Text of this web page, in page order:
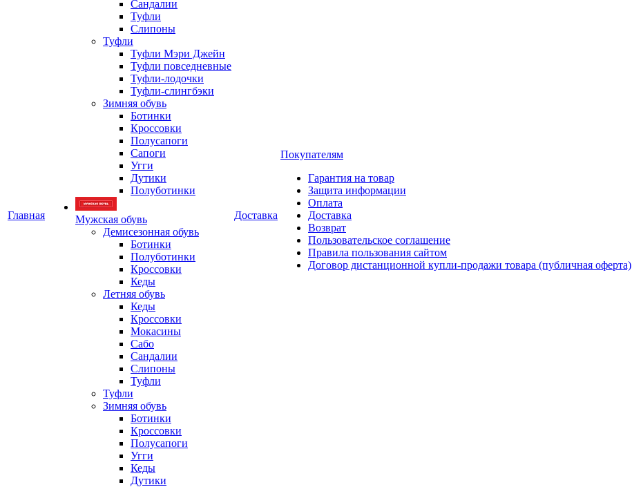
Главная
Сандалии
Туфли
Слипоны
Туфли
Туфли Мэри Джейн
Туфли повседневные
Туфли-лодочки
Туфли-слингбэки
Зимняя обувь
Ботинки
Кроссовки
Полусапоги
Сапоги
Угги
Дутики
Полуботинки
Мужская обувь
Демисезонная обувь
Ботинки
Полуботинки
Кроссовки
Кеды
Летняя обувь
Кеды
Кроссовки
Мокасины
Сабо
Сандалии
Слипоны
Туфли
Туфли
Зимняя обувь
Ботинки
Кроссовки
Полусапоги
Угги
Кеды
Дутики
Доставка
Покупателям
Гарантия на товар
Защита информации
Оплата
Доставка
Возврат
Пользовательское соглашение
Правила пользования сайтом
Договор дистанционной купли-продажи товара (публичная оферта)